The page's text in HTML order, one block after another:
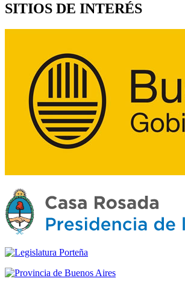
SITIOS DE INTERÉS